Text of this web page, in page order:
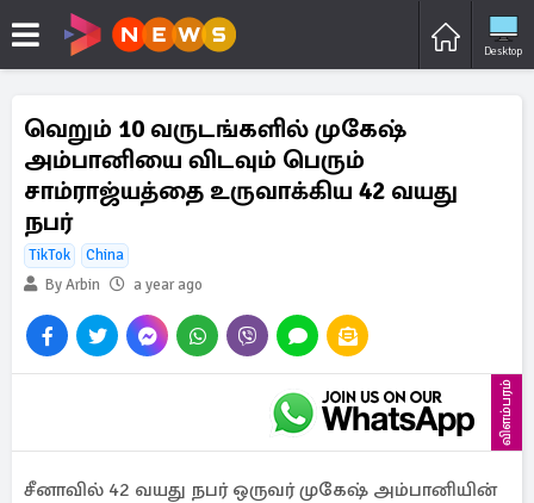
Desktop
வெறும் 10 வருடங்களில் முகேஷ்
அம்பானியை விடவும் பெரும்
சாம்ராஜ்யத்தை உருவாக்கிய 42 வயது
நபர்
TikTok
China
By Arbin
a year ago
விளம்பரம்
சீனாவில் 42 வயது நபர் ஒருவர் முகேஷ் அம்பானியின்